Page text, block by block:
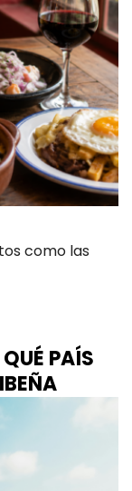
como las
PAÍS